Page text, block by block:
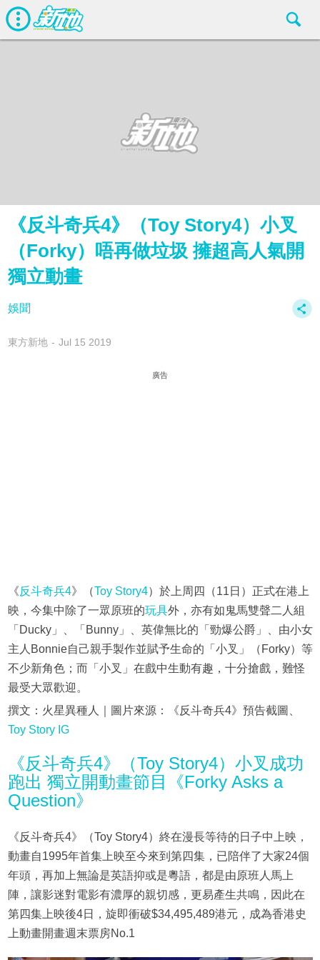
《反斗奇兵4》（Toy Story4）小叉
（Forky）唔再做垃圾 擁超高人氣開
獨立動畫
娛聞
東方新地 Jul 15 2019
廣告
《反斗奇兵4》（Toy Story4）於上周四（11日）正式在港上
映，今集中除了一眾原班的玩具外，亦有如鬼馬雙聲二人組
「Ducky」、「Bunny」、英偉無比的「勁爆公爵」、由小女
主人Bonnie自己親手製作並賦予生命的「小叉」（Forky）等
不少新角色；而「小叉」在戲中生動有趣，十分搶戲，難怪
最受大眾歡迎。
撰文：火星異種人｜圖片來源：《反斗奇兵4》預告截圖、
Toy Story IG
《反斗奇兵4》（Toy Story4）小叉成功
跑出 獨立開動畫節目《Forky Asks a
Question》
《反斗奇兵4》（Toy Story4）終在漫長等待的日子中上映，
動畫自1995年首集上映至今來到第四集，已陪伴了大家24個
年頭，再加上無論是英語抑或是粵語，都是由原班人馬上
陣，讓影迷對電影有濃厚的親切感，更易產生共鳴，因此在
第四集上映後4日，旋即衝破$34,495,489港元，成為香港史
上動畫開畫週末票房No.1